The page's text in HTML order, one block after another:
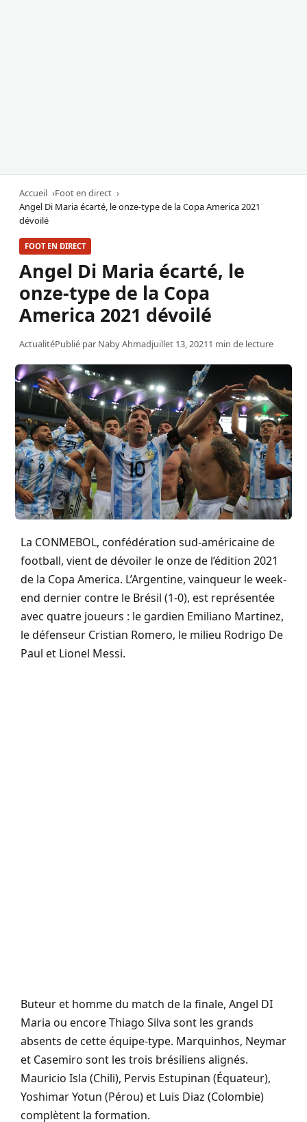
Accueil
Foot en direct
Angel Di Maria écarté, le onze-type de la Copa America 2021
dévoilé
FOOT EN DIRECT
Angel Di Maria écarté, le
onze-type de la Copa
America 2021 dévoilé
ActualitéPublié par Naby Ahmadjuillet 13, 20211 min de lecture
La CONMEBOL, confédération sud-américaine de
football, vient de dévoiler le onze de l’édition 2021
de la Copa America. L’Argentine, vainqueur le week-
end dernier contre le Brésil (1-0), est représentée
avec quatre joueurs : le gardien Emiliano Martinez,
le défenseur Cristian Romero, le milieu Rodrigo De
Paul et Lionel Messi.
Buteur et homme du match de la finale, Angel DI
Maria ou encore Thiago Silva sont les grands
absents de cette équipe-type. Marquinhos, Neymar
et Casemiro sont les trois brésiliens alignés.
Mauricio Isla (Chili), Pervis Estupinan (Équateur),
Yoshimar Yotun (Pérou) et Luis Diaz (Colombie)
complètent la formation.